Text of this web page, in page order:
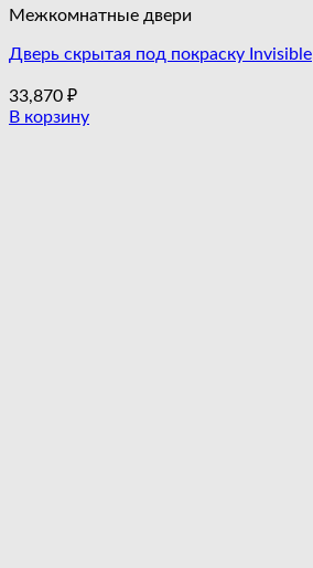
Межкомнатные двери
Дверь скрытая под покраску Invisible
33,870 ₽
В корзину